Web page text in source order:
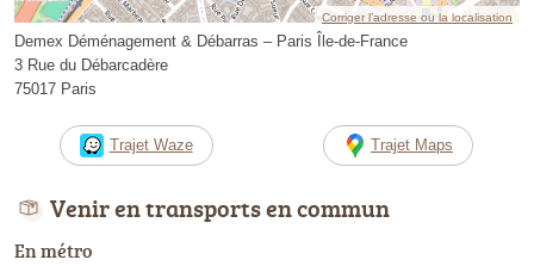
Corriger l’adresse ou la localisation
Demex Déménagement & Débarras – Paris Île-de-France
3 Rue du Débarcadère
75017 Paris
Trajet Waze Trajet Maps
Venir en transports en commun
En métro